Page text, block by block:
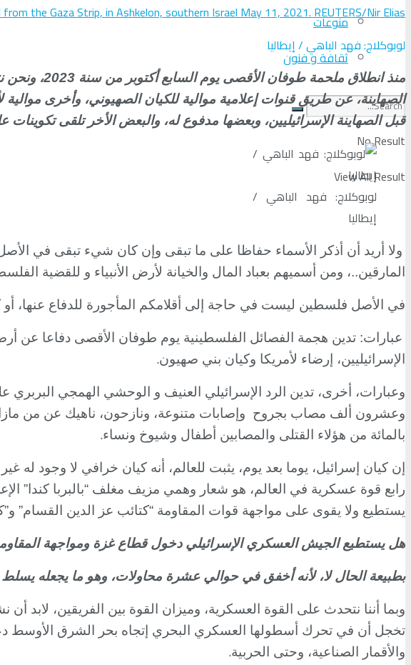
منوعات
ثقافة و فنون
No Result
View All Result
the Gaza Strip, in Ashkelon, southern Israel May 11, 2021. REUTERS/Nir Elias
لوبوكلاج: فهد الباهي / إيطاليا
منذ انطلاق
الصهاينة، عن طريق قنوات إعلامية موالية للكيان الصهيوني، وأخرى
قبل الصهاينة الإسرائيليين، وبعضها مدفوع له، والبعض الأخر تلقى
لوبوكلاج: فهد الباهي /
إيطاليا
ولا أريد أن أذكر الأسماء حفاظا على ما تبقى وإن كان شيء تبقى في
المارقين..، ومن أسميهم بعباد المال والخيانة لأرض الأنبياء و للقضية
في الأصل فلسطين ليست في حاجة إلى أقلامكم المأجورة للدفاع عنها، أو
عبارات: تدين هجمة الفصائل الفلسطينية يوم طوفان الأقصى دفاعا عن
الإسرائيليين، إرضاء لأمريكا وكيان بني صهيون.
وعشرون ألف مصاب بجروح وإصابات متنوعة، ونازحون، ناهيك عن من
بالمائة من هؤلاء القتلى والمصابين أطفال وشيوخ ونساء.
إن كيان إسرائيل، يوما بعد يوم، يثبت للعالم، أنه كيان خرافي لا وجود
رابع قوة عسكرية في العالم، هو شعار وهمي مزيف مغلف “بالبربا كندا”
يستطيع ولا يقوى على مواجهة قوات المقاومة “كتائب عز الدين القسام”
هل يستطيع الجيش العسكري الإسرائيلي دخول قطاع غزة ومواجهة
بطبيعة الحال لا، لأنه أخفق في حوالي عشرة محاولات، وهو ما يجعله يسلط
وبما أننا نتحدث على القوة العسكرية، وميزان القوة بين الفريقين، لابد
تخجل أن في تحرك أسطولها العسكري البحري إتجاه بحر الشرق الأوسط
والأقمار الصناعية، وحتى الحربية.